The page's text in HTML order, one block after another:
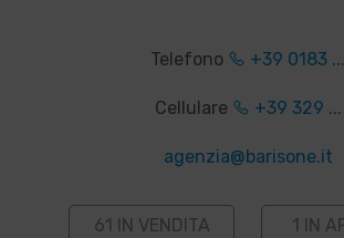
Telefono +39 0183 ...
Cellulare +39 329 ...
agenzia@barisone.it
61 IN VENDITA 1 IN